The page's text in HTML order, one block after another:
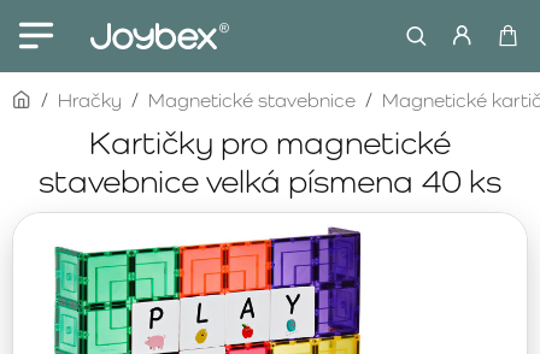
Kartičky pro magnetické
stavebnice velká písmena 40 ks
homeHračky Magnetické stavebnice Magnetické